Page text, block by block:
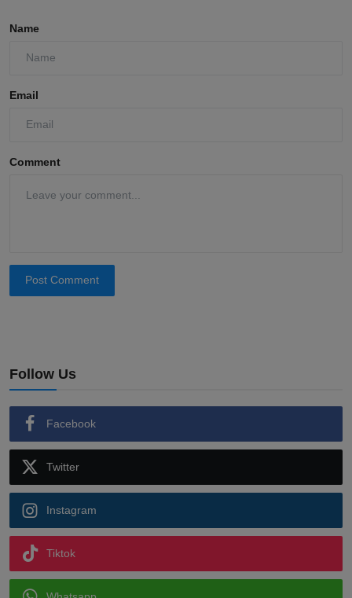
Name
Email
Comment
Post Comment
Follow Us
Facebook
Twitter
Instagram
Tiktok